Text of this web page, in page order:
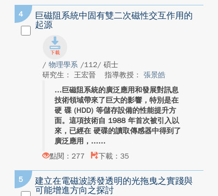
4
巨磁阻系統中固有雙二次磁性交互作用的
起源
/ 物理學系 /112/ 碩士
研究生： 王宏晉
指導教授： 張景皓
巨磁阻系統的廣泛應用和發展對訊息
技術領域帶來了巨大的影響，特別是在
硬 碟 (HDD) 等儲存設備的性能提升方
面。這項技術自 1988 年首次被引入以
來，已經在 硬碟的讀取傳感器中得到了
廣泛應用，...
點閱：277
下載：35
5
建立在電磁波誘發透明的光拖曳之實踐與
可能增進方向之探討